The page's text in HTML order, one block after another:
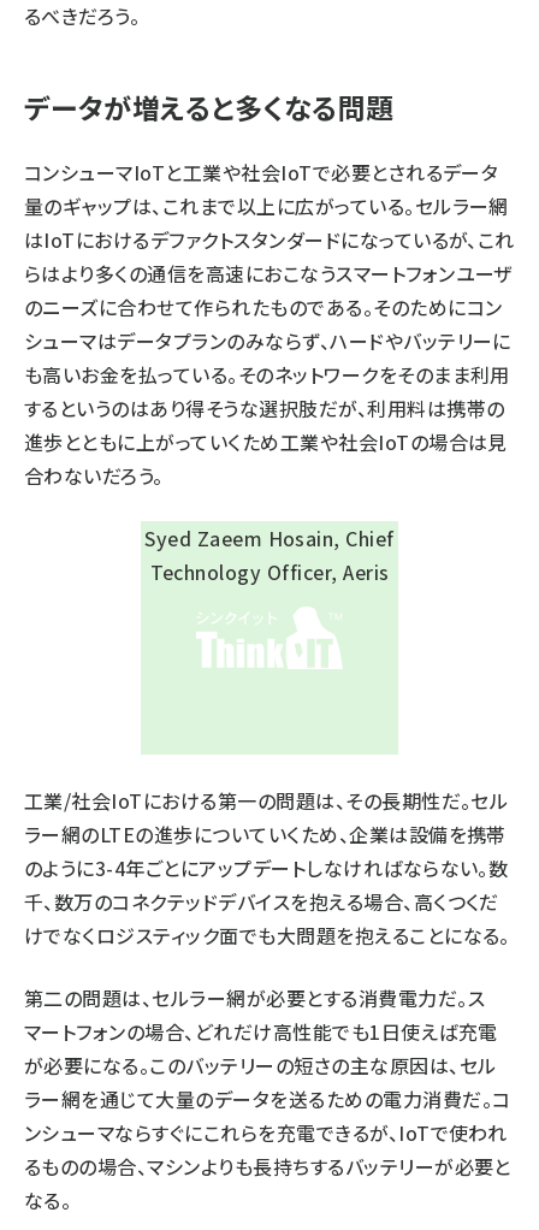
るべきだろう。
データが増えると多くなる問題
コンシューマIoTと工業や社会IoTで必要とされるデータ
量のギャップは、これまで以上に広がっている。セルラー網
はIoTにおけるデファクトスタンダードになっているが、これ
らはより多くの通信を高速におこなうスマートフォンユーザ
のニーズに合わせて作られたものである。そのためにコン
シューマはデータプランのみならず、ハードやバッテリーに
も高いお金を払っている。そのネットワークをそのまま利用
するというのはあり得そうな選択肢だが、利用料は携帯の
進歩とともに上がっていくため工業や社会IoTの場合は見
合わないだろう。
工業/社会IoTにおける第一の問題は、その長期性だ。セル
ラー網のLTEの進歩についていくため、企業は設備を携帯
のように3-4年ごとにアップデートしなければならない。数
千、数万のコネクテッドデバイスを抱える場合、高くつくだ
けでなくロジスティック面でも大問題を抱えることになる。
第二の問題は、セルラー網が必要とする消費電力だ。ス
マートフォンの場合、どれだけ高性能でも1日使えば充電
が必要になる。このバッテリーの短さの主な原因は、セル
ラー網を通じて大量のデータを送るための電力消費だ。コ
ンシューマならすぐにこれらを充電できるが、IoTで使われ
るものの場合、マシンよりも長持ちするバッテリーが必要と
なる。